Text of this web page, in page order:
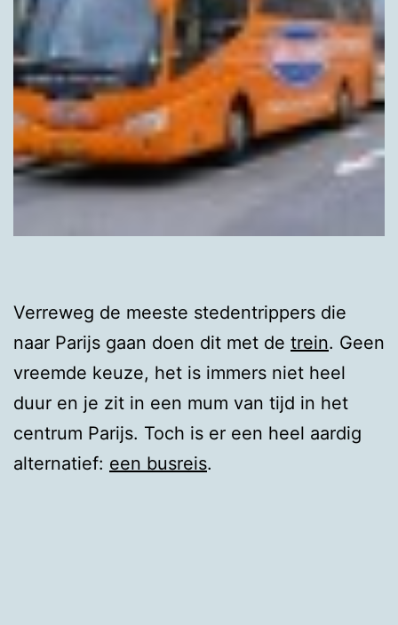
Verreweg de meeste stedentrippers die
naar Parijs gaan doen dit met de trein. Geen
vreemde keuze, het is immers niet heel
duur en je zit in een mum van tijd in het
centrum Parijs. Toch is er een heel aardig
alternatief: een busreis.